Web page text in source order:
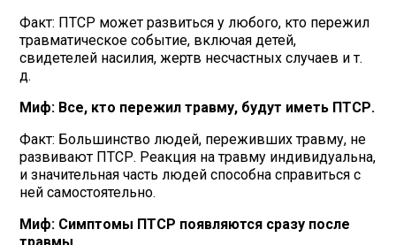
Факт: ПТСР может развиться у любого, кто пережил
травматическое событие, включая детей,
свидетелей насилия, жертв несчастных случаев и т.
д.
Миф: Все, кто пережил травму, будут иметь ПТСР.
Факт: Большинство людей, переживших травму, не
развивают ПТСР. Реакция на травму индивидуальна,
и значительная часть людей способна справиться с
ней самостоятельно.
Миф: Симптомы ПТСР появляются сразу после